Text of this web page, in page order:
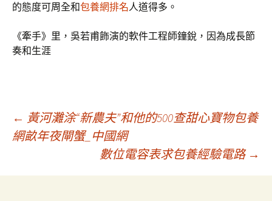
的態度可周全和包養網排名人道得多。
《牽手》里，吳若甫飾演的軟件工程師鐘銳，因為成長節
奏和生涯
文
← 黃河灘涂“新農夫”和他的500查甜心寶物包養
網畝年夜閘蟹_中國網
數位電容表求包養經驗電路 →